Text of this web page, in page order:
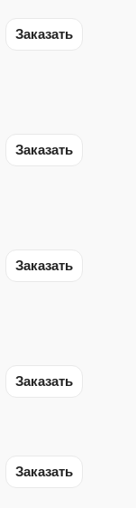
Заказать
Заказать
Заказать
Заказать
Заказать